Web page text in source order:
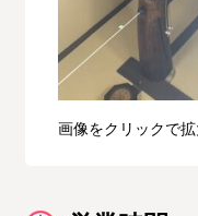
画像をクリックで拡